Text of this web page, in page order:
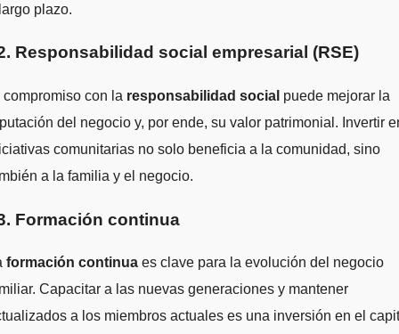
plazo.
Responsabilidad social empresarial (RSE)
compromiso con la responsabilidad social puede mejorar la
del negocio y, por ende, su valor patrimonial. Invertir
comunitarias no solo beneficia a la comunidad, sino
a la familia y el negocio.
Formación continua
formación continua es clave para la evolución del negocio
Capacitar a las nuevas generaciones y mantener
a los miembros actuales es una inversión en el